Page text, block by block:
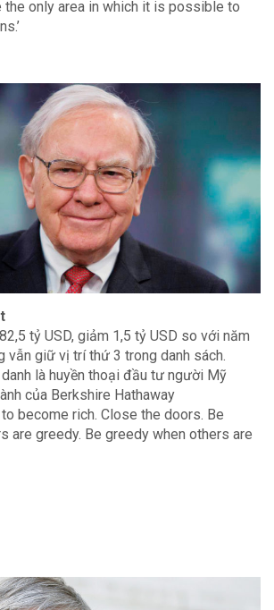
the only area in which it is possible to
tỷ USD, giảm 1,5 tỷ USD so với năm
vẫn giữ vị trí thứ 3 trong danh sách.
là huyền thoại đầu tư người Mỹ
của Berkshire Hathaway
become rich. Close the doors. Be
are greedy. Be greedy when others are